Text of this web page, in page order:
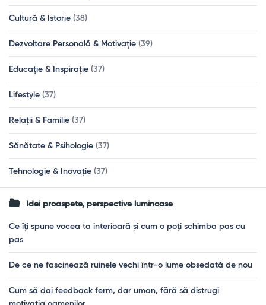
Cultură & Istorie (38)
Dezvoltare Personală & Motivație (39)
Educație & Inspirație (37)
Lifestyle (37)
Relații & Familie (37)
Sănătate & Psihologie (37)
Tehnologie & Inovație (37)
Idei proaspete, perspective luminoase
Ce îți spune vocea ta interioară și cum o poți schimba pas cu
pas
De ce ne fascinează ruinele vechi într-o lume obsedată de nou
Cum să dai feedback ferm, dar uman, fără să distrugi